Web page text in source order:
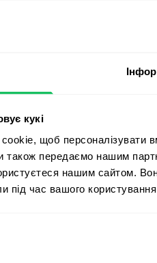
кукі
щоб персоналізувати
також передаємо нашим
нашим сайтом.
під час вашого